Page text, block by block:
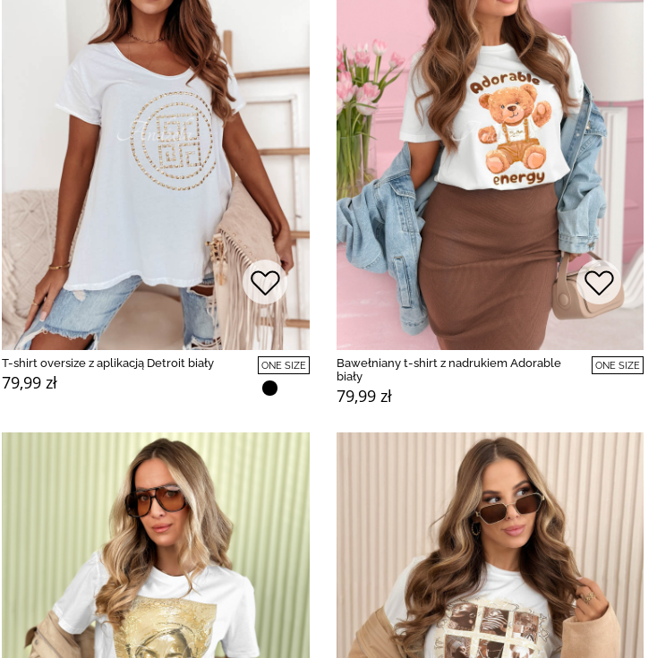
T-shirt oversize z aplikacją Detroit biały
79,99 zł
ONE SIZE
Bawełniany t-shirt z nadrukiem Adorable
biały
79,99 zł
ONE SIZE